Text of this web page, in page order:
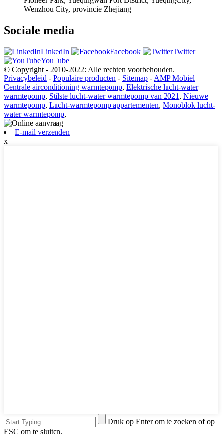
Wenzhou City, provincie Zhejiang
Sociale media
LinkedIn Facebook
Twitter
YouTube
© Copyright - 2010-2022: Alle rechten voorbehouden.
Privacybeleid - Populaire producten - Sitemap - AMP Mobiel
Centrale airconditioning warmtepomp, Elektrische lucht-water
warmtepomp, Stilste lucht-water warmtepomp van 2021 , Nieuwe
warmtepomp, Lucht-warmtepomp appartementen, Monoblok lucht-
water warmtepomp,
E-mail verzenden
x
Druk op Enter om te zoeken of op
ESC om te sluiten.